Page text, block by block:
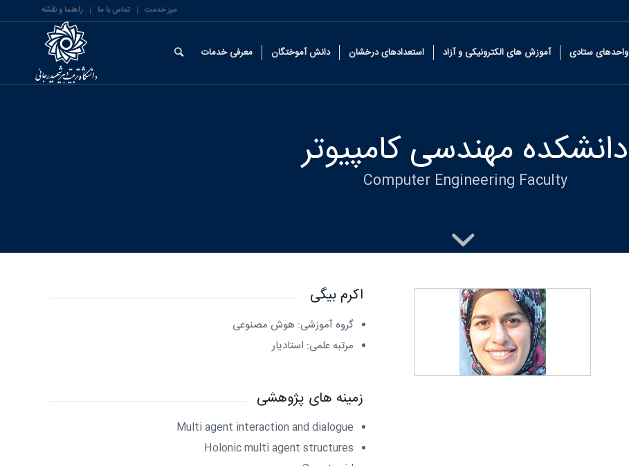
میز خدمت تماس با ما راهنما و نقشه
واحدهای ستادی آموزش های الکترونیکی و آزاد استعدادهای درخشان دانش آموختگان معرفی خدمات
دانشکده مهندسی کامپیوتر
Computer Engineering Faculty
اکرم بیگی
گروه آموزشی: هوش مصنوعی
مرتبه علمی: استادیار
زمینه های پژوهشی
Multi agent interaction and dialogue
Holonic multi agent structures